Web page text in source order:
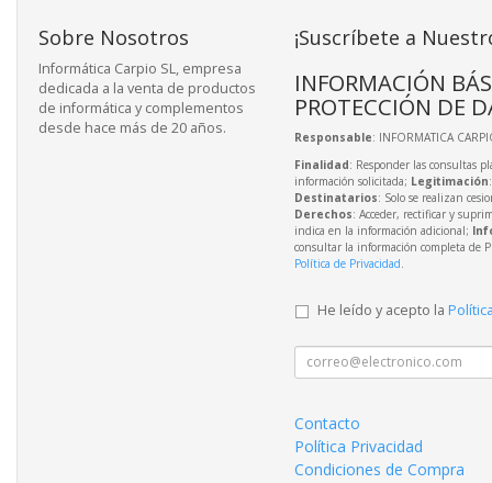
Sobre Nosotros
Informática Carpio SL, empresa
dedicada a la venta de productos
de informática y complementos
desde hace más de 20 años.
¡Suscríbete a
INFORMACIÓN
PROTECCIÓN DE
Responsable: INFORMATICA
Finalidad: Responder las consultas
información solicitada; Legitimación
Destinatarios: Solo se realizan
Derechos: Acceder, rectificar y
indica en la información adicional;
consultar la información completa de
Política de Privacidad
He leído y acepto la
Contacto
Política Privacidad
Condiciones de Compra